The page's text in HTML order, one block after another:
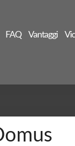
FAQ Vantaggi